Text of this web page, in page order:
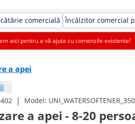
comercială Încălzitor comercial
aici pentru a vă ajuta cu comenzile existente!
a apei
| Model:
a apei - 8-20